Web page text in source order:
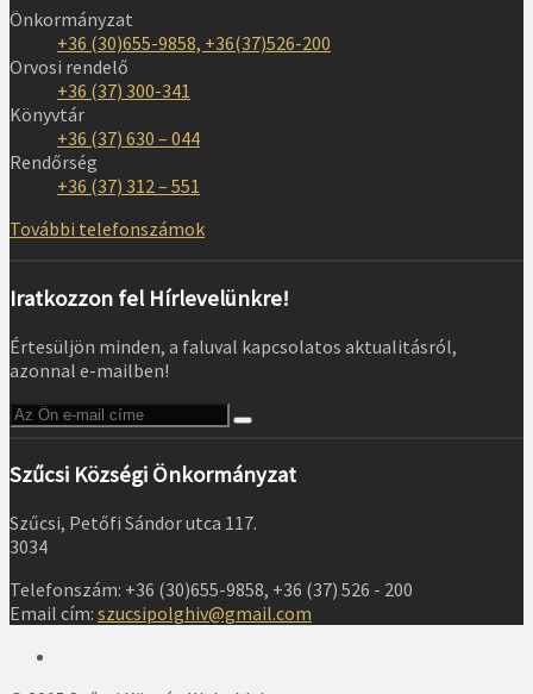
Önkormányzat
+36 (30)655-9858, +36(37)526-200
Orvosi rendelő
+36 (37) 300-341
Könyvtár
+36 (37) 630 – 044
Rendőrség
+36 (37) 312 – 551
További telefonszámok
Iratkozzon fel Hírlevelünkre!
Értesüljön minden, a faluval kapcsolatos aktualitásról,
azonnal e-mailben!
Szűcsi Községi Önkormányzat
Szűcsi, Petőfi Sándor utca 117.
3034
Telefonszám: +36 (30)655-9858, +36 (37) 526 - 200
Email cím: szucsipolghiv@gmail.com